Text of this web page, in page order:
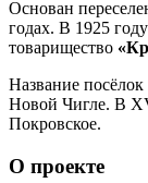
Основан
годах. В 1925
товарищество
Название
Новой Чигле. В
Покровское.
О проекте